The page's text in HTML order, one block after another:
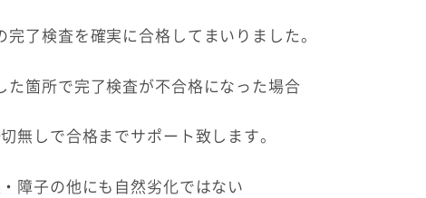
完了検査を確実に合格してまいりました。
た箇所で完了検査が不合格になった場合
無しで合格までサポート致します。
障子の他にも自然劣化ではない